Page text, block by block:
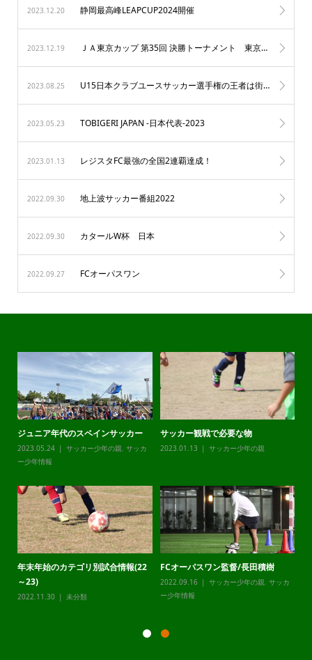
2023.12.20 静岡最高峰LEAPCUP2024開催
2023.12.19 ＪＡ東京カップ 第35回 決勝トーナメント 東京ベスト８
2023.08.25 U15日本クラブユースサッカー選手権の王者は街クラブ
2023.05.23 TOBIGERI JAPAN -日本代表-2023
2023.01.13 レジスタFC最強の全国2連覇達成！
2022.09.30 地上波サッカー番組2022
2022.09.30 カタールW杯 日本
2022.09.27 FCオーパスワン
ジュニア年代のスペインサッカー
2023.05.24 サッカー少年の親, サッカ
ー少年情報
サッカー観戦で必要な物
2023.01.13 サッカー少年の親
年末年始のカテゴリ別試合情報(22
～23)
2022.11.30 未分類
FCオーパスワン監督/長田積樹
2022.09.16 サッカー少年の親, サッカ
ー少年情報